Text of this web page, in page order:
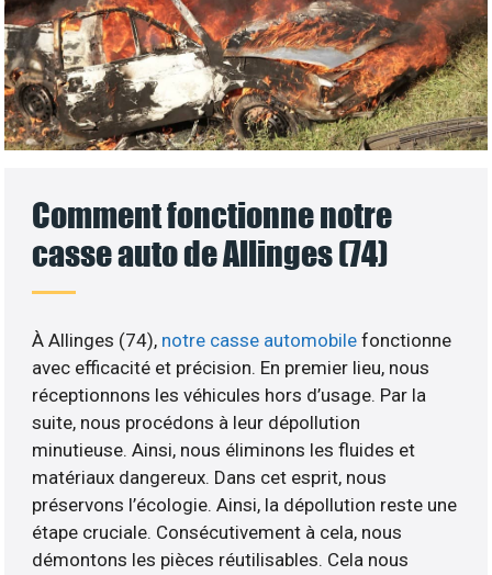
Comment fonctionne notre
casse auto de Allinges (74)
À Allinges (74), notre casse automobilefonctionne
avec efficacité et précision. En premier lieu, nous
réceptionnons les véhicules hors d’usage. Par la
suite, nous procédons à leur dépollution
minutieuse. Ainsi, nous éliminons les fluides et
matériaux dangereux. Dans cet esprit, nous
préservons l’écologie. Ainsi, la dépollution reste une
étape cruciale. Consécutivement à cela, nous
démontons les pièces réutilisables. Cela nous